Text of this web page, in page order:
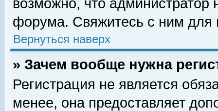
возможно, что
форума. Свяжитесь с ним для
Вернуться наверх
» Зачем вообще нужна
Регистрация не является
менее, она предоставляет